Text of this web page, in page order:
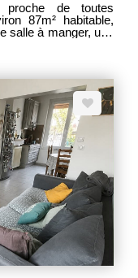
proche de toutes
87m² habitable,
salle à manger, une
inclus, à la